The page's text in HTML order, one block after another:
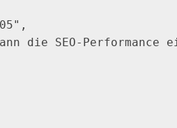
die SEO-